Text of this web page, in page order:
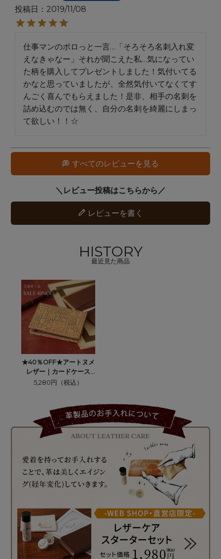
投稿日
2019/11/08
仕事マンのポロっと一言…「そろそろ名刺入れ変
えなきゃなー」それが聞こえた私…気になってい
た柄を購入してプレゼントしました！気付いてる
かなと思っていましたが、全然気付いてなくてす
んごく喜んでもらえました！是非、相手の名刺を
詰め込むのでは無く、自分の名刺を綺麗にしまっ
て欲しい！！☆
すべてのレビューを見る
レビューを書く
HISTORY
最近見た商品
★40％OFF★アートヌメ
レザー｜カードケース
（名刺入れ）【ザイー
5,280円（税込）